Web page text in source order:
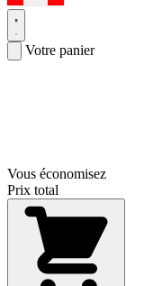
Votre panier
Vous économisez
Prix total